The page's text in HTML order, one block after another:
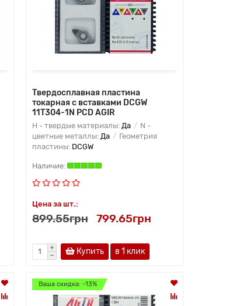
Твердосплавная пластина
токарная с вставками DCGW
11T304-1N PCD AGIR
H - твердые материалы: Да
N -
цветные металлы: Да
Геометрия
пластины: DCGW
Цена за шт.:
899.55грн 799.65грн
Купить в 1 клик
Ваша скидка: -13%